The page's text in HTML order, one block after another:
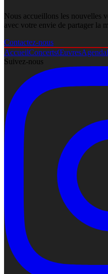
Nous accueillons les nouvelles
avec votre envie de partager la
Contactez-nous
AccueilConcertsŒuvresAgenda
Suivez-nous